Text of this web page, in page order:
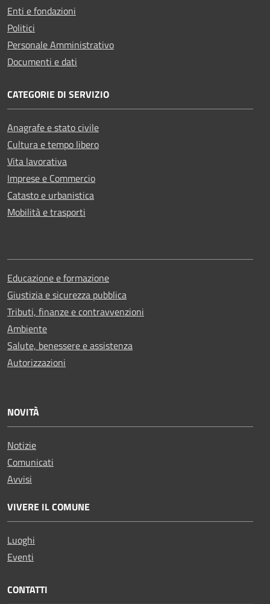
Enti e fondazioni
Politici
Personale Amministrativo
Documenti e dati
CATEGORIE DI SERVIZIO
Anagrafe e stato civile
Cultura e tempo libero
Vita lavorativa
Imprese e Commercio
Catasto e urbanistica
Mobilità e trasporti
Educazione e formazione
Giustizia e sicurezza pubblica
Tributi, finanze e contravvenzioni
Ambiente
Salute, benessere e assistenza
Autorizzazioni
NOVITÀ
Notizie
Comunicati
Avvisi
VIVERE IL COMUNE
Luoghi
Eventi
CONTATTI